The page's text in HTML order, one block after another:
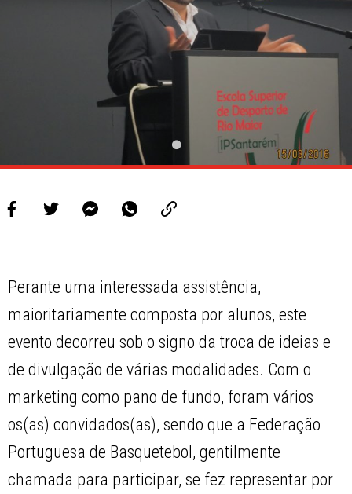
Perante uma interessada assistência,
maioritariamente composta por alunos, este
evento decorreu sob o signo da troca de ideias e
de divulgação de várias modalidades. Com o
marketing como pano de fundo, foram vários
os(as) convidados(as), sendo que a Federação
Portuguesa de Basquetebol, gentilmente
chamada para participar, se fez representar por